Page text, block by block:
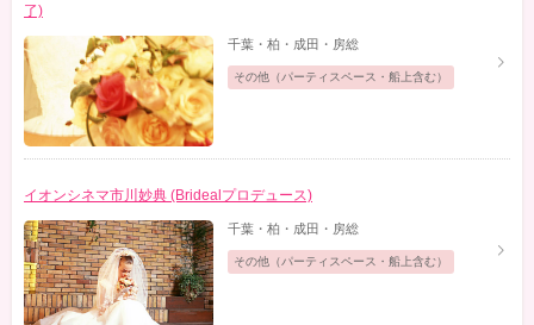
了)
千葉・柏・成田・房総
その他（パーティスペース・船上含む）
イオンシネマ市川妙典 (Bridealプロデュース)
千葉・柏・成田・房総
その他（パーティスペース・船上含む）